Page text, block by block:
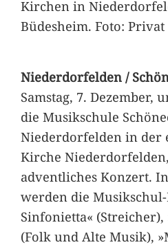
Kirchen in
Büdesheim. Foto: Privat
Niederdorfelden /
Samstag, 7. Dezember,
die Musikschule
Niederdorfelden in der
Kirche
adventliches Konzert.
werden die Musikschul-
Sinfonietta« (Streicher),
(Folk und Alte Musik),